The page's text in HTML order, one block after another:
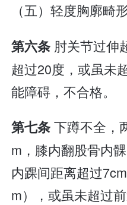
（五）轻度胸廓畸
第六条 肘关节过伸
超过20度，或虽未
能障碍，不合格。
第七条下蹲不全，
m，膝内翻股骨内
内踝间距离超过
m），或虽未超过